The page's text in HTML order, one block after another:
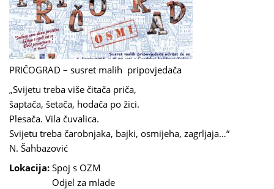
PRIČOGRAD – susret malih pripovjedača
„Svijetu treba više čitača priča,
šaptača, šetača, hodača po žici.
Plesača. Vila čuvalica.
Svijetu treba čarobnjaka, bajki, osmijeha, zagrljaja…“
N. Šahbazović
Lokacija: Spoj s OZM
Odjel za mlade